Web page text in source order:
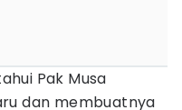
Pak Musa
dan membuatnya